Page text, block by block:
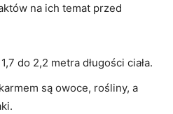
na ich temat przed
do 2,2 metra długości ciała.
są owoce, rośliny, a